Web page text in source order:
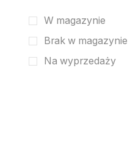
W magazynie
Brak w magazynie
Na wyprzedaży